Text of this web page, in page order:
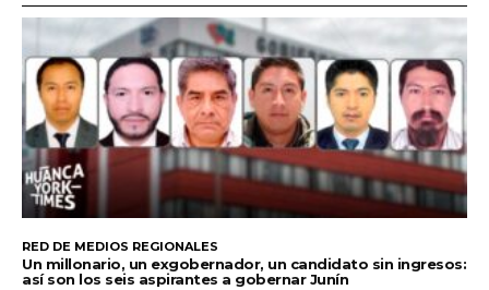
RED DE MEDIOS REGIONALES
Un millonario, un exgobernador, un candidato sin ingresos:
así son los seis aspirantes a gobernar Junín